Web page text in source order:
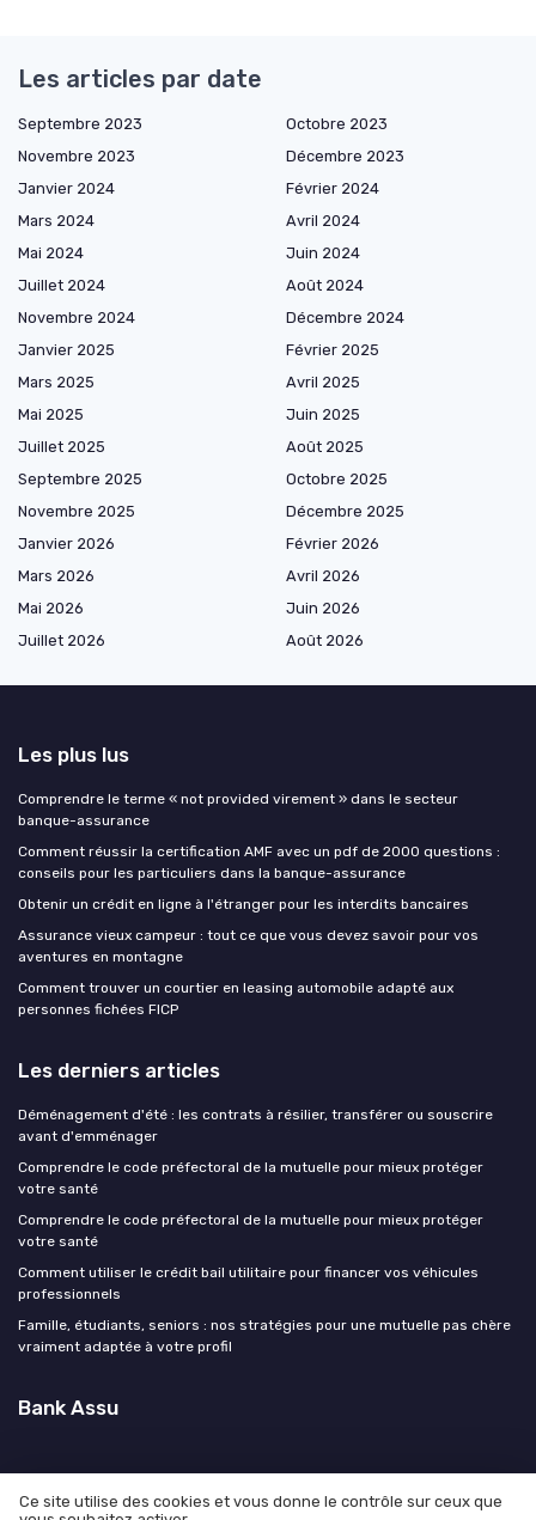
Les articles par date
Septembre 2023
Octobre 2023
Novembre 2023
Décembre 2023
Janvier 2024
Février 2024
Mars 2024
Avril 2024
Mai 2024
Juin 2024
Juillet 2024
Août 2024
Novembre 2024
Décembre 2024
Janvier 2025
Février 2025
Mars 2025
Avril 2025
Mai 2025
Juin 2025
Juillet 2025
Août 2025
Septembre 2025
Octobre 2025
Novembre 2025
Décembre 2025
Janvier 2026
Février 2026
Mars 2026
Avril 2026
Mai 2026
Juin 2026
Juillet 2026
Août 2026
Les plus lus
Comprendre le terme « not provided virement » dans le secteur
banque-assurance
Comment réussir la certification AMF avec un pdf de 2000 questions :
conseils pour les particuliers dans la banque-assurance
Obtenir un crédit en ligne à l'étranger pour les interdits bancaires
Assurance vieux campeur : tout ce que vous devez savoir pour vos
aventures en montagne
Comment trouver un courtier en leasing automobile adapté aux
personnes fichées FICP
Les derniers articles
Déménagement d'été : les contrats à résilier, transférer ou souscrire
avant d'emménager
Comprendre le code préfectoral de la mutuelle pour mieux protéger
votre santé
Comprendre le code préfectoral de la mutuelle pour mieux protéger
votre santé
Comment utiliser le crédit bail utilitaire pour financer vos véhicules
professionnels
Famille, étudiants, seniors : nos stratégies pour une mutuelle pas chère
vraiment adaptée à votre profil
Bank Assu
Ce site utilise des cookies et vous donne le contrôle sur ceux que